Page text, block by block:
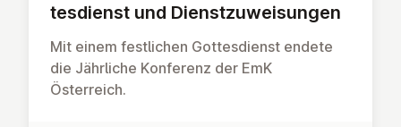
tes­dienst und Dienst­zu­wei­sun­gen
Mit einem festlichen Gottesdienst endete
die Jährliche Konferenz der EmK
Österreich.